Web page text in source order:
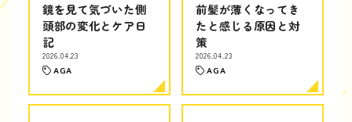
鏡を見て気づいた側
頭部の変化とケア日
記
2026.04.23
AGA
前髪が薄くなってき
たと感じる原因と対
策
2026.04.23
AGA